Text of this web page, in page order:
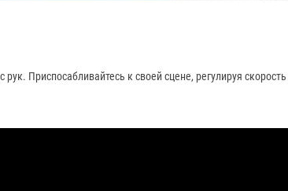
Приспосабливайтесь к своей сцене, регулируя